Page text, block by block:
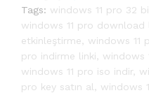
Tags: windows 11 pro 32
windows 11 pro download
etkinleştirme
windows 11
pro indirme linki
windows
windows 11 pro iso indir,
pro key satın al
windows